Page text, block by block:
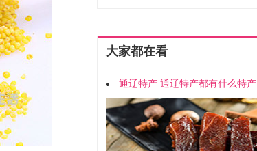
大家都在看
通辽特产 通辽特产都有什么特产